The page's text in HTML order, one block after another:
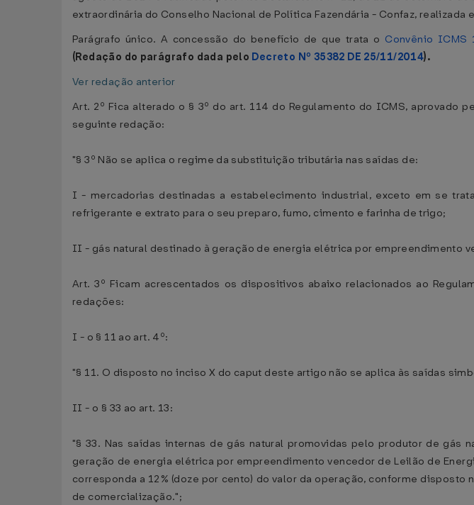
extraordinária do Conselho Nacional de Política Fazendária - Confaz, realizada
Parágrafo único. A concessão do benefício de que trata o Convênio ICMS
(Redação do parágrafo dada pelo Decreto Nº 35382 DE 25/11/2014).
Ver redação anterior
Art. 2º Fica alterado o § 3º do art. 114 do Regulamento do ICMS, aprovado
seguinte redação:
"§ 3º Não se aplica o regime da substituição tributária nas saídas de:
I - mercadorias destinadas a estabelecimento industrial, exceto em se
refrigerante e extrato para o seu preparo, fumo, cimento e farinha de trigo;
II - gás natural destinado à geração de energia elétrica por empreendimento
Art. 3º Ficam acrescentados os dispositivos abaixo relacionados ao
redações:
I - o § 11 ao art. 4º:
"§ 11. O disposto no inciso X do caput deste artigo não se aplica às saídas
II - o § 33 ao art. 13:
"§ 33. Nas saídas internas de gás natural promovidas pelo produtor de gás
geração de energia elétrica por empreendimento vencedor de Leilão de
corresponda a 12% (doze por cento) do valor da operação, conforme disposto
de comercialização.";